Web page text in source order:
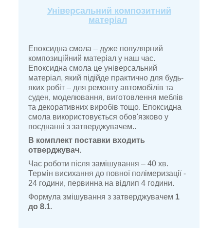
Універсальний композитний
матеріал
Епоксидна смола – дуже популярний
композиційний матеріал у наш час.
Епоксидна смола це універсальний
матеріал, який підійде практично для будь-
яких робіт – для ремонту автомобілів та
суден, моделювання, виготовлення меблів
та декоративних виробів тощо. Епоксидна
смола використовується обов'язково у
поєднанні з затверджувачем..
В комплект поставки входить
отверджувач.
Час роботи після замішування – 40 хв.
Термін висихання до повної полімеризації -
24 години, первинна на відлип 4 години.
Формула змішування з затверджувачем 1
до 8.1.